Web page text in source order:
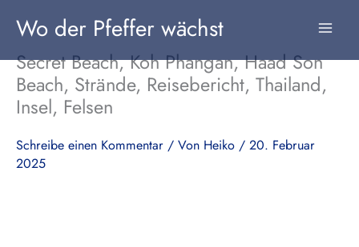
Inhalt
springen
Wo der Pfeffer wächst
Secret Beach, Koh Phangan, Haad Son
Beach, Strände, Reisebericht, Thailand,
Insel, Felsen
Schreibe einen Kommentar / Von Heiko / 20. Februar
2025